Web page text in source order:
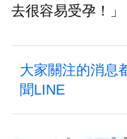
去很容易受孕！」
大家關注的消息
聞LINE